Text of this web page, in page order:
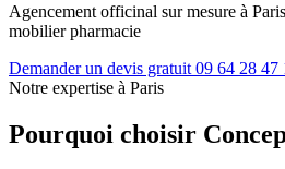
Agencement officinal sur mesure à
mobilier pharmacie
Demander un devis gratuit 09 64 28 47
Notre expertise à Paris
Pourquoi choisir